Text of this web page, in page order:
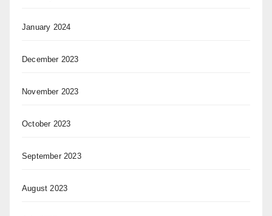
January 2024
December 2023
November 2023
October 2023
September 2023
August 2023